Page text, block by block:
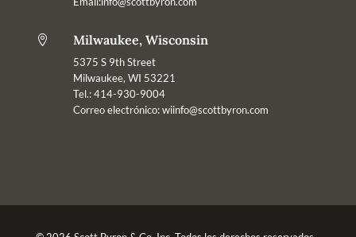
 Milwaukee, Wisconsin
5375 S 9th Street
Milwaukee, WI 53221
Tel.: 414-930-9004
Correo electrónico:wiinfo@scottbyron.com